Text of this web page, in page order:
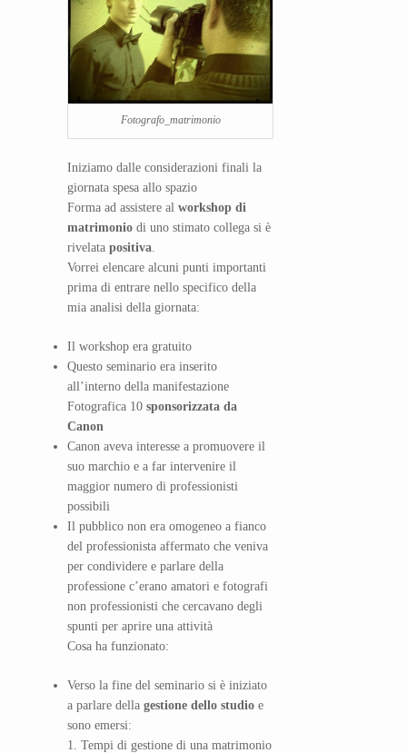
Fotografo_matrimonio
Iniziamo dalle considerazioni finali la
giornata spesa allo spazio
Forma ad assistere al workshop di
matrimonio di uno stimato collega si è
rivelata positiva
Vorrei elencare alcuni punti importanti
prima di entrare nello specifico della
mia analisi della giornata:
Il workshop era gratuito
Questo seminario era inserito
all’interno della manifestazione
Fotografica 10 sponsorizzata da
Canon
Canon aveva interesse a promuovere il
suo marchio e a far intervenire il
maggior numero di professionisti
possibili
Il pubblico non era omogeneo a fianco
del professionista affermato che veniva
per condividere e parlare della
professione c’erano amatori e fotografi
non professionisti che cercavano degli
spunti per aprire una attività
Cosa ha funzionato:
Verso la fine del seminario si è iniziato
a parlare della gestione dello studio e
sono emersi:
1. Tempi di gestione di una matrimonio